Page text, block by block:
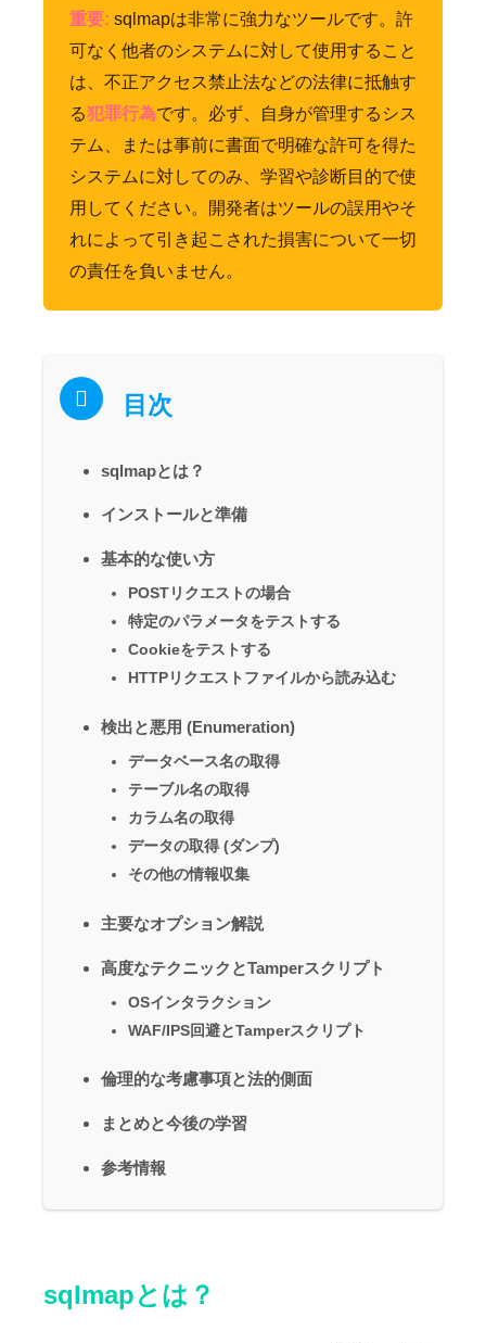
重要: sqlmapは非常に強力なツールです。許
可なく他者のシステムに対して使用すること
は、不正アクセス禁止法などの法律に抵触す
る犯罪行為です。必ず、自身が管理するシス
テム、または事前に書面で明確な許可を得た
システムに対してのみ、学習や診断目的で使
用してください。開発者はツールの誤用やそ
れによって引き起こされた損害について一切
の責任を負いません。
目次
sqlmapとは？
インストールと準備
基本的な使い方
POSTリクエストの場合
特定のパラメータをテストする
Cookieをテストする
HTTPリクエストファイルから読み込む
検出と悪用 (Enumeration)
データベース名の取得
テーブル名の取得
カラム名の取得
データの取得 (ダンプ)
その他の情報収集
主要なオプション解説
高度なテクニックとTamperスクリプト
OSインタラクション
WAF/IPS回避とTamperスクリプト
倫理的な考慮事項と法的側面
まとめと今後の学習
参考情報
sqlmapとは？